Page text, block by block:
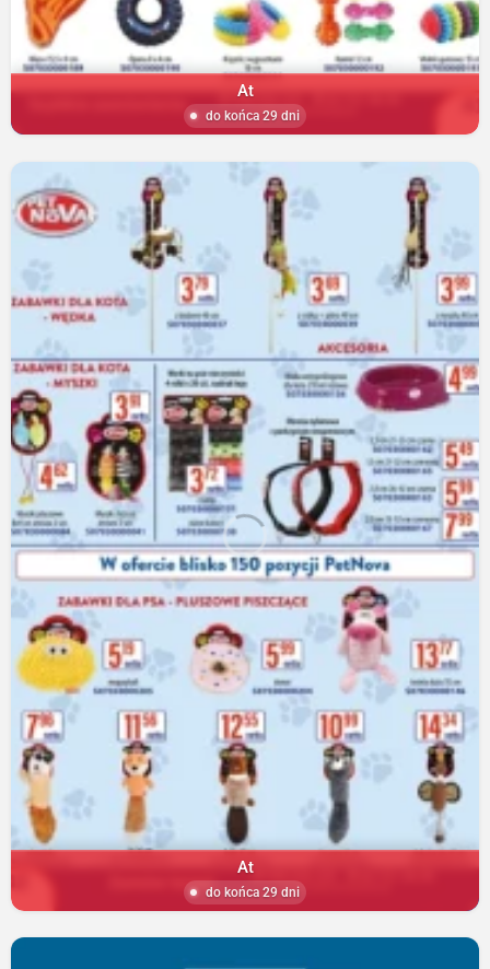
At
do końca 29 dni
At
do końca 29 dni